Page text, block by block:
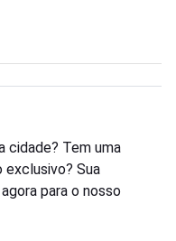
cidade? Tem uma
exclusivo? Sua
para o nosso